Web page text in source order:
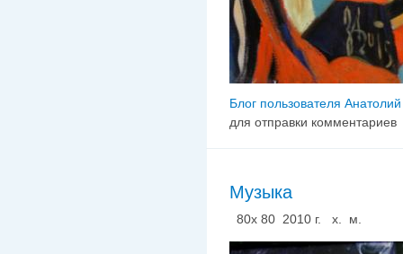
Блог пользователя
для отправки комментариев
Музыка
80х 80 2010 г. х. м.